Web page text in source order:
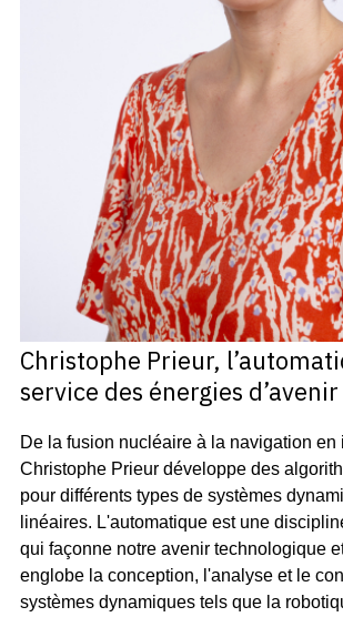
Christophe Prieur,
service des énergies d’avenir
De la fusion nucléaire à la navigation en
Christophe Prieur développe des
pour différents types de systèmes
linéaires. L'automatique est une
qui façonne notre avenir technologique
englobe la conception, l'analyse et le
systèmes dynamiques tels que la